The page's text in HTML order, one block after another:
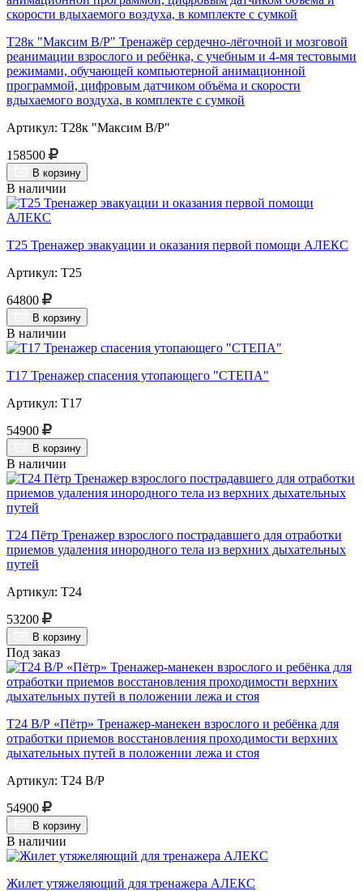
Т28к "Максим В/Р" Тренажёр сердечно-лёгочной и мозговой
реанимации взрослого и ребёнка, с учебным и 4-мя тестовыми
режимами, обучающей компьютерной анимационной
программой, цифровым датчиком объёма и скорости
вдыхаемого воздуха, в комплекте с сумкой
Артикул: Т28к "Максим В/Р"
158500
В корзину
В наличии
Т25 Тренажер эвакуации и оказания первой помощи АЛЕКС
Артикул: Т25
64800
В корзину
В наличии
Т17 Тренажер спасения утопающего "СТЕПА"
Артикул: Т17
54900
В корзину
В наличии
Т24 Пётр Тренажер взрослого пострадавшего для отработки
приемов удаления инородного тела из верхних дыхательных
путей
Артикул: Т24
53200
В корзину
Под заказ
Т24 В/Р «Пётр» Тренажер-манекен взрослого и ребёнка для
отработки приемов восстановления проходимости верхних
дыхательных путей в положении лежа и стоя
Артикул: Т24 В/Р
54900
В корзину
В наличии
Жилет утяжеляющий для тренажера АЛЕКС